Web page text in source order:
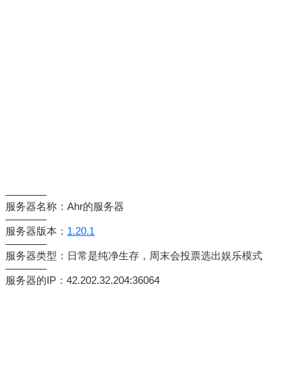
————
服务器名称：Ahr的服务器
————
服务器版本： 1.20.1
————
服务器类型：日常是纯净生存，周末会投票选出娱乐模式
————
服务器的IP：42.202.32.204:36064